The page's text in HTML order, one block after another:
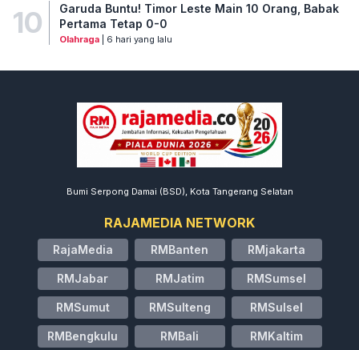
10
Garuda Buntu! Timor Leste Main 10 Orang, Babak
Pertama Tetap 0-0
Olahraga| 6 hari yang lalu
Bumi Serpong Damai (BSD), Kota Tangerang Selatan
RAJAMEDIA NETWORK
RajaMedia RMBanten RMjakarta
RMJabar RMJatim RMSumsel
RMSumut RMSulteng RMSulsel
RMBengkulu RMBali RMKaltim